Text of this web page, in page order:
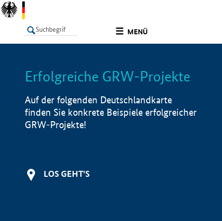
MENÜ
LISTE Info
Erfolgreiche GRW-Projekte
Auf der folgenden Deutschlandkarte
finden Sie konkrete Beispiele erfolgreicher
GRW-Projekte!
LOS GEHT'S